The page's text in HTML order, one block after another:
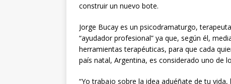
construir un nuevo bote.
Jorge Bucay es un psicodramaturgo,
“ayudador profesional” ya que, según él,
herramientas terapéuticas, para que cada
país natal, Argentina, es considerado uno de
“Yo trabajo sobre la idea aduéñate de tu